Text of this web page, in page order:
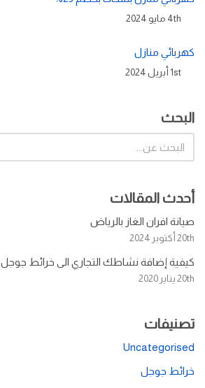
4th مايو 2024
كهربائي منازل
1st أبريل 2024
البحث
أحدث المقالات
صيانة افران الغاز بالرياض
20th أكتوبر 2024
كيفية إضافة نشاطك التجاري الى خرائط جوجل
20th يناير 2020
تصنيفات
Uncategorised
خرائط جوجل